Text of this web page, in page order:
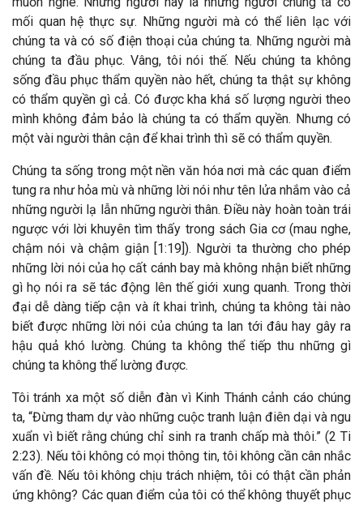
mối quan hệ thực sự. Những người mà có thể liên lạc với
chúng ta và có số điện thoại của chúng ta. Những người mà
chúng ta đầu phục. Vâng, tôi nói thế. Nếu chúng ta không
sống đầu phục thẩm quyền nào hết, chúng ta thật sự không
có thẩm quyền gì cả. Có được kha khá số lượng người theo
mình không đảm bảo là chúng ta có thẩm quyền. Nhưng có
một vài người thân cận để khai trình thì sẽ có thẩm quyền.
Chúng ta sống trong một nền văn hóa nơi mà các quan điểm
tung ra như hỏa mù và những lời nói như tên lửa nhắm vào cả
những người lạ lẫn những người thân. Điều này hoàn toàn trái
ngược với lời khuyên tìm thấy trong sách Gia cơ (mau nghe,
chậm nói và chậm giận [1:19]). Người ta thường cho phép
những lời nói của họ cất cánh bay mà không nhận biết những
gì họ nói ra sẽ tác động lên thế giới xung quanh. Trong thời
đại dễ dàng tiếp cận và ít khai trình, chúng ta không tài nào
biết được những lời nói của chúng ta lan tới đâu hay gây ra
hậu quả khó lường. Chúng ta không thể tiếp thu những gì
chúng ta không thể lường được.
Tôi tránh xa một số diễn đàn vì Kinh Thánh cảnh cáo chúng
ta, “Đừng tham dự vào những cuộc tranh luận điên dại và ngu
xuẩn vì biết rằng chúng chỉ sinh ra tranh chấp mà thôi.” (2 Ti
2:23). Nếu tôi không có mọi thông tin, tôi không cần cân nhắc
vấn đề. Nếu tôi không chịu trách nhiệm, tôi có thật cần phản
ứng không? Các quan điểm của tôi có thể không thuyết phục